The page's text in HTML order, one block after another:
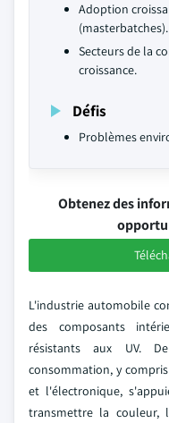
Adoption
(masterbatches).
Secteurs de la
croissance.
Défis
Problèmes
Obtenez des
L'industrie automobile
des composants
résistants aux UV.
consommation, y
et l'électronique,
transmettre la couleur,